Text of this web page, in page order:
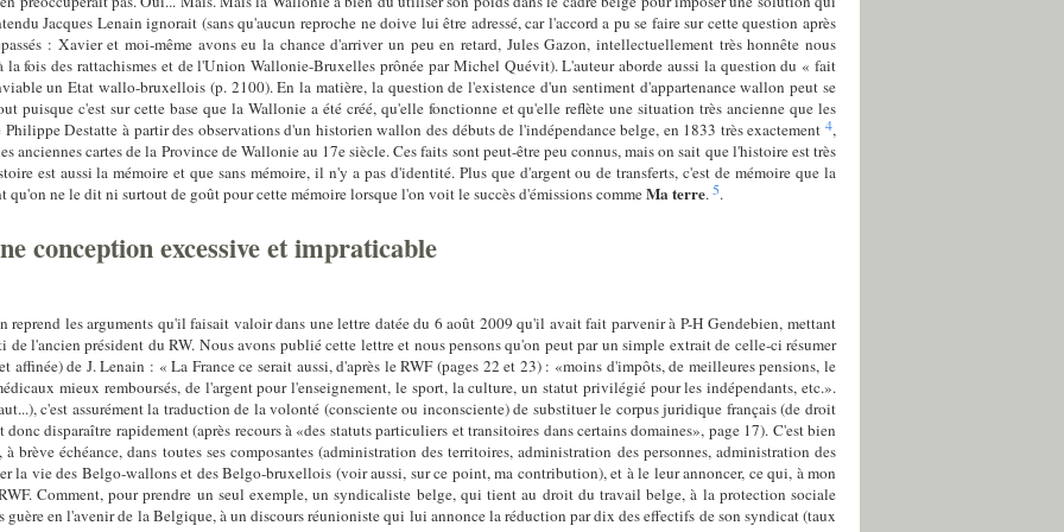
Jacques Lenain ignorait (sans qu'aucun reproche ne doive lui être adressé, car l'accord a pu se faire sur cette question après
: Xavier et moi-même avons eu la chance d'arriver un peu en retard, Jules Gazon, intellectuellement très honnête nous
fois des rattachismes et de l'Union Wallonie-Bruxelles prônée par Michel Quévit). L'auteur aborde aussi la question du « fait
un Etat wallo-bruxellois (p. 2100). En la matière, la question de l'existence d'un sentiment d'appartenance wallon peut se
puisque c'est sur cette base que la Wallonie a été créé, qu'elle fonctionne et qu'elle reflète une situation très ancienne que les
Destatte à partir des observations d'un historien wallon des débuts de l'indépendance belge, en 1833 très exactement 4,
anciennes cartes de la Province de Wallonie au 17e siècle. Ces faits sont peut-être peu connus, mais on sait que l'histoire est très
est aussi la mémoire et que sans mémoire, il n'y a pas d'identité. Plus que d'argent ou de transferts, c'est de mémoire que la
qu'on ne le dit ni surtout de goût pour cette mémoire lorsque l'on voit le succès d'émissions commeMa terre. 5.
conception excessive et impraticable
reprend les arguments qu'il faisait valoir dans une lettre datée du 6 août 2009 qu'il avait fait parvenir à P-H Gendebien, mettant
de l'ancien président du RW. Nous avons publié cette lettre et nous pensons qu'on peut par un simple extrait de celle-ci résumer
affinée) de J. Lenain : « La France ce serait aussi, d'après le RWF (pages 22 et 23) : «moins d'impôts, de meilleures pensions, le
mieux remboursés, de l'argent pour l'enseignement, le sport, la culture, un statut privilégié pour les indépendants, etc.».
c'est assurément la traduction de la volonté (consciente ou inconsciente) de substituer le corpus juridique français (de droit
disparaître rapidement (après recours à «des statuts particuliers et transitoires dans certains domaines», page 17). C'est bien
brève échéance, dans toutes ses composantes (administration des territoires, administration des personnes, administration des
la vie des Belgo-wallons et des Belgo-bruxellois (voir aussi, sur ce point, ma contribution), et à le leur annoncer, ce qui, à mon
Comment, pour prendre un seul exemple, un syndicaliste belge, qui tient au droit du travail belge, à la protection sociale
en l'avenir de la Belgique, à un discours réunioniste qui lui annonce la réduction par dix des effectifs de son syndicat (taux